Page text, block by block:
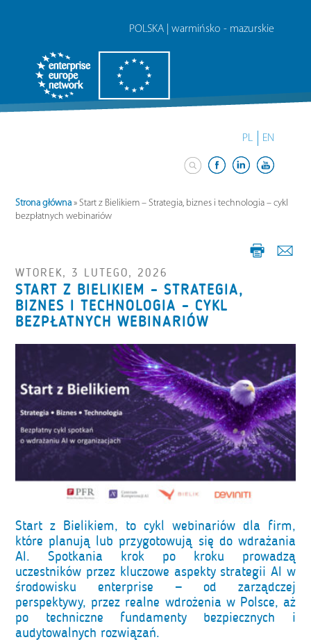
POLSKA | warmińsko - mazurskie
PL EN
Strona główna »Start z Bielikiem – Strategia, biznes i technologia – cykl
bezpłatnych webinariów
WTOREK, 3 LUTEGO, 2026
START Z BIELIKIEM – STRATEGIA,
BIZNES I TECHNOLOGIA – CYKL
BEZPŁATNYCH WEBINARIÓW
Start z Bielikiem, to cykl webinariów dla firm,
które planują lub przygotowują się do wdrażania
AI. Spotkania krok po kroku prowadzą
uczestników przez kluczowe aspekty strategii AI w
środowisku enterprise — od zarządczej
perspektywy, przez realne wdrożenia w Polsce, aż
po techniczne fundamenty bezpiecznych i
audytowalnych rozwiązań.